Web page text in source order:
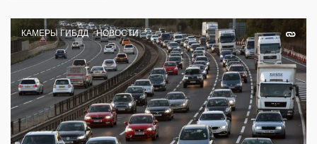
КАМЕРЫ ГИБДД НОВОСТИ